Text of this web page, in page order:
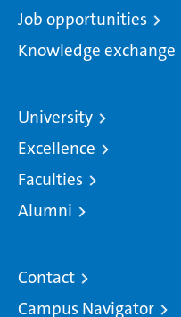
Job opportunities
Knowledge exchange
University
Excellence
Faculties
Alumni
Contact
Campus Navigator